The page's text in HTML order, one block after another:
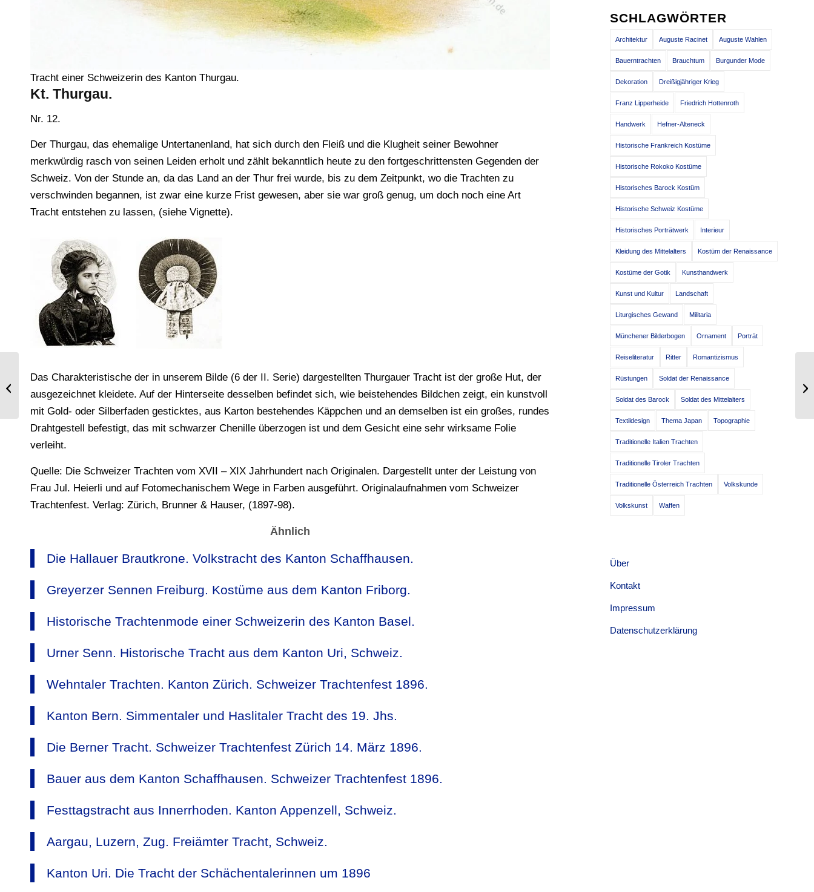
Tracht einer Schweizerin des Kanton Thurgau.
Kt. Thurgau.
Nr. 12.
Der Thurgau, das ehemalige Untertanenland, hat sich durch den Fleiß und die Klugheit seiner Bewohner
merkwürdig rasch von seinen Leiden erholt und zählt bekanntlich heute zu den fortgeschrittensten Gegenden der
Schweiz. Von der Stunde an, da das Land an der Thur frei wurde, bis zu dem Zeitpunkt, wo die Trachten zu
verschwinden begannen, ist zwar eine kurze Frist gewesen, aber sie war groß genug, um doch noch eine Art
Tracht entstehen zu lassen, (siehe Vignette).
Das Charakteristische der in unserem Bilde (6 der II. Serie) dargestellten Thurgauer Tracht ist der große Hut, der
ausgezeichnet kleidete. Auf der Hinterseite desselben befindet sich, wie beistehendes Bildchen zeigt, ein kunstvoll
mit Gold- oder Silberfaden gesticktes, aus Karton bestehendes Käppchen und an demselben ist ein großes, rundes
Drahtgestell befestigt, das mit schwarzer Chenille überzogen ist und dem Gesicht eine sehr wirksame Folie
verleiht.
Quelle: Die Schweizer Trachten vom XVII – XIX Jahrhundert nach Originalen. Dargestellt unter der Leistung von
Frau Jul. Heierli und auf Fotomechanischem Wege in Farben ausgeführt. Originalaufnahmen vom Schweizer
Trachtenfest. Verlag: Zürich, Brunner & Hauser, (1897-98).
Ähnlich
Die Hallauer Brautkrone. Volkstracht des Kanton Schaffhausen.
Greyerzer Sennen Freiburg. Kostüme aus dem Kanton Friborg.
Historische Trachtenmode einer Schweizerin des Kanton Basel.
Urner Senn. Historische Tracht aus dem Kanton Uri, Schweiz.
Wehntaler Trachten. Kanton Zürich. Schweizer Trachtenfest 1896.
Kanton Bern. Simmentaler und Haslitaler Tracht des 19. Jhs.
Die Berner Tracht. Schweizer Trachtenfest Zürich 14. März 1896.
Bauer aus dem Kanton Schaffhausen. Schweizer Trachtenfest 1896.
Festtagstracht aus Innerrhoden. Kanton Appenzell, Schweiz.
Aargau, Luzern, Zug. Freiämter Tracht, Schweiz.
Kanton Uri. Die Tracht der Schächentalerinnen um 1896
SCHLAGWÖRTER
Architektur Auguste Racinet Auguste Wahlen
Bauerntrachten Brauchtum Burgunder Mode
Dekoration Dreißigjähriger Krieg
Franz Lipperheide Friedrich Hottenroth
Handwerk Hefner-Alteneck
Historische Frankreich Kostüme
Historische Rokoko Kostüme
Historisches Barock Kostüm
Historische Schweiz Kostüme
Historisches Porträtwerk Interieur
Kleidung des Mittelalters Kostüm der Renaissance
Kostüme der Gotik Kunsthandwerk
Kunst und Kultur Landschaft
Liturgisches Gewand Militaria
Münchener Bilderbogen Ornament Porträt
Reiseliteratur Ritter Romantizismus
Rüstungen Soldat der Renaissance
Soldat des Barock Soldat des Mittelalters
Textildesign Thema Japan Topographie
Traditionelle Italien Trachten
Traditionelle Tiroler Trachten
Traditionelle Österreich Trachten Volkskunde
Volkskunst Waffen
Über
Kontakt
Impressum
Datenschutzerklärung
Die Brücke Pont Neuf, Paris.
Architektur und Geschichte.